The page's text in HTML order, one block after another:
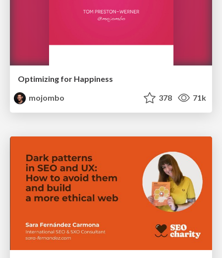
Optimizing for Happiness
mojombo
378 71k